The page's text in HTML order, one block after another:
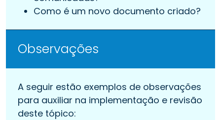
Como é um novo documento criado?
Observações
A seguir estão exemplos de observações
para auxiliar na implementação e revisão
deste tópico: